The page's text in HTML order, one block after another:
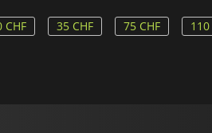
CHF 35 CHF 75 CHF 110